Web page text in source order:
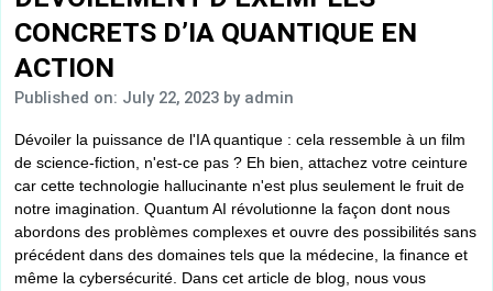
CONCRETS D’IA QUANTIQUE EN
ACTION
Published on: July 22, 2023 by admin
Dévoiler la puissance de l'IA quantique : cela ressemble à un film
de science-fiction, n'est-ce pas ? Eh bien, attachez votre ceinture
car cette technologie hallucinante n'est plus seulement le fruit de
notre imagination. Quantum AI révolutionne la façon dont nous
abordons des problèmes complexes et ouvre des possibilités sans
précédent dans des domaines tels que la médecine, la finance et
même la cybersécurité. Dans cet article de blog, nous vous